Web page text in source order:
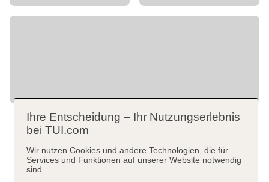
Ihre Entscheidung – Ihr Nutzungserlebnis
bei TUI.com
Wir nutzen Cookies und andere Technologien, die für
Services und Funktionen auf unserer Website notwendig
sind.